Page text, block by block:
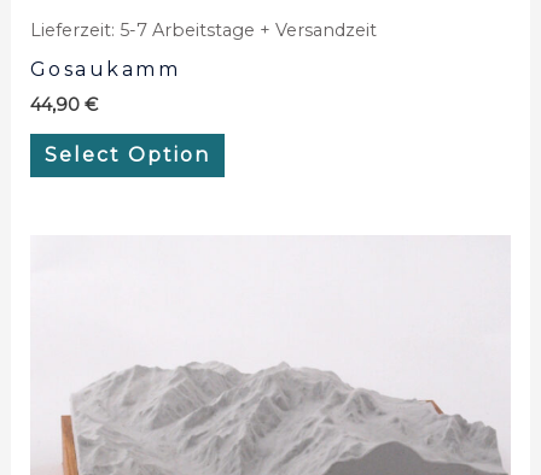
Lieferzeit: 5-7 Arbeitstage + Versandzeit
Gosaukamm
44,90 €
Select Option